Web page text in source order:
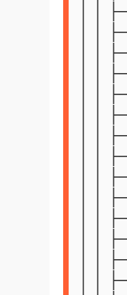
│ │
│ │
│ │
│ │
│ │
│ │
│ │
│ │
│ │
│ │
│ │
│ │
│ │
│ │